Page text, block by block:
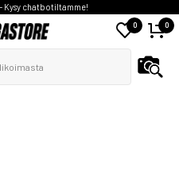
Kysy chatbotiltamme!
0 0